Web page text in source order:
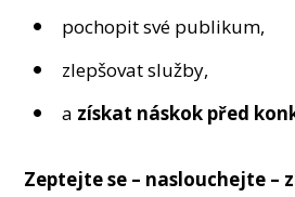
pochopit své publikum,
zlepšovat služby,
a získat náskok před
Zeptejte se – naslouchejte –